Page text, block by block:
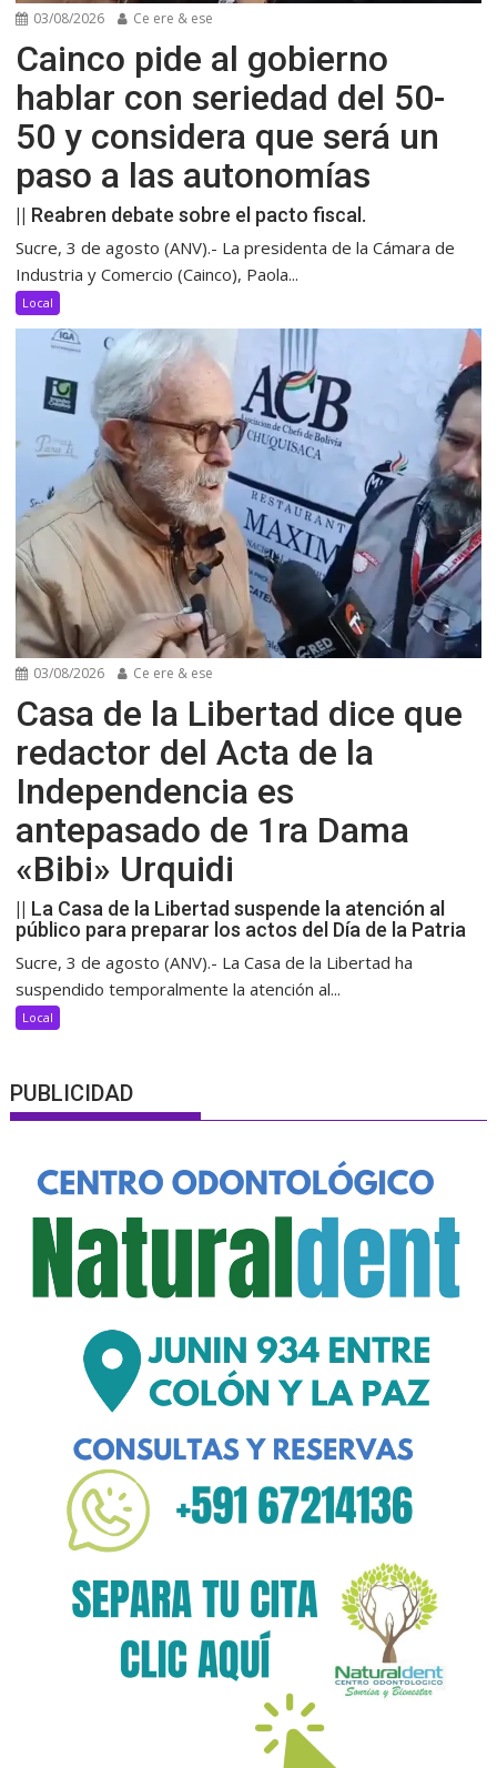
03/08/2026 Ce ere & ese
Cainco pide al gobierno
hablar con seriedad del 50-
50 y considera que será un
paso a las autonomías
|| Reabren debate sobre el pacto fiscal.
Sucre, 3 de agosto (ANV).- La presidenta de la Cámara de
Industria y Comercio (Cainco), Paola...
Local
03/08/2026 Ce ere & ese
Casa de la Libertad dice que
redactor del Acta de la
Independencia es
antepasado de 1ra Dama
«Bibi» Urquidi
|| La Casa de la Libertad suspende la atención al
público para preparar los actos del Día de la Patria
Sucre, 3 de agosto (ANV).- La Casa de la Libertad ha
suspendido temporalmente la atención al...
Local
PUBLICIDAD